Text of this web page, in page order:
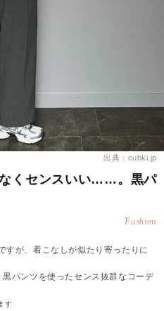
出典：cubki.jp
なくセンスいい……。黒パ
Fashion
すが、着こなしが似たり寄ったりに
パンツを使ったセンス抜群なコーデ
す